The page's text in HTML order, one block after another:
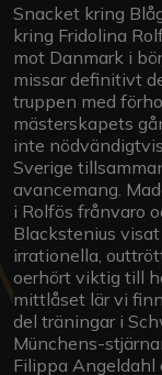
Snacket kring
kring Fridolina
mot Danmark i
missar definitivt
truppen med
mästerskapets
inte
Sverige
avancemang.
i Rolfös frånvaro
Blackstenius
irrationella,
oerhört viktig till
mittlåset lär vi
del träningar i
Münchens-
Filippa Angeldahl